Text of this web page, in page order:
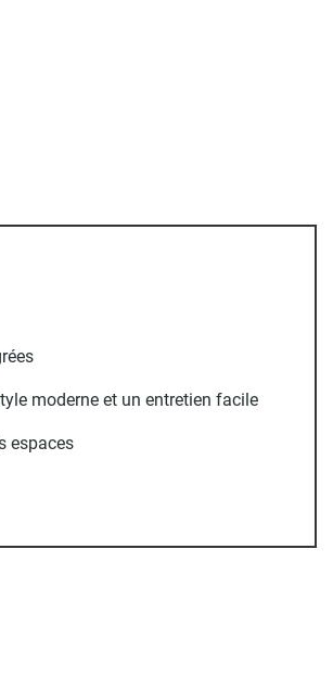
moderne et un entretien facile
espaces